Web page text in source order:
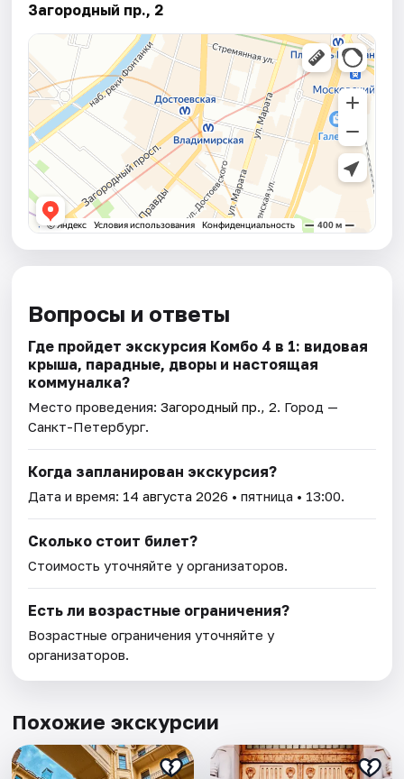
Загородный пр., 2
Вопросы и ответы
Где пройдет экскурсия Комбо 4 в 1: видовая
крыша, парадные, дворы и настоящая
коммуналка?
Место проведения:Загородный пр., 2. Город —
Санкт-Петербург.
Когда запланирован экскурсия?
Дата и время: 14 августа 2026 • пятница • 13:00.
Сколько стоит билет?
Стоимость уточняйте у организаторов.
Есть ли возрастные ограничения?
Возрастные ограничения уточняйте у
организаторов.
Похожие экскурсии